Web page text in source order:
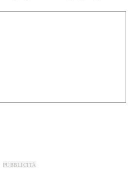
PUBBLICITÀ